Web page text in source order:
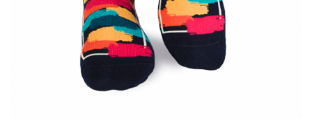
Sosete casual femei
Sosete clasice femei
Dresuri si ciorapi dama
Ciorapi clasici subtiri
Ciorapi clasici grosi
Sosete lana merino
Merino Presents